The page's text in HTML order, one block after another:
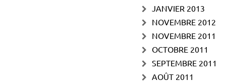
JANVIER 2013
NOVEMBRE 2012
NOVEMBRE 2011
OCTOBRE 2011
SEPTEMBRE 2011
AOÛT 2011